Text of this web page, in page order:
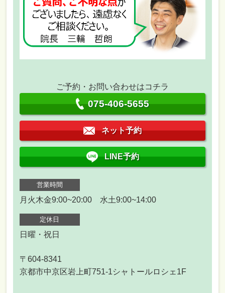
ご予約・お問い合わせはコチラ
075-406-5655
ネット予約
LINE予約
営業時間
月火木金9:00~20:00 水土9:00~14:00
定休日
日曜・祝日
〒604-8341
京都市中京区岩上町751-1シャトールロシェ1F